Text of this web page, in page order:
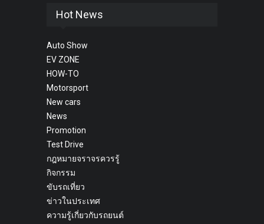
Hot News
Auto Show
EV ZONE
HOW-TO
Motorsport
New cars
News
Promotion
Test Drive
กฎหมายจราจรควรรู้
กิจกรรม
ขับรถเที่ยว
ข่าวในประเทศ
ความรู้เกี่ยวกับรถยนต์